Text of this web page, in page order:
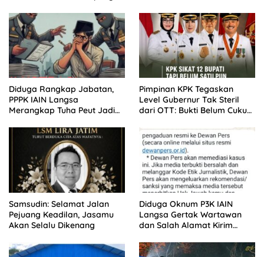
Diduga Rangkap Jabatan,
PPPK IAIN Langsa
Merangkap Tuha Peut Jadi
Pimpinan KPK Tegaskan
Level Gubernur Tak Steril
dari OTT: Bukti Belum Cukup,
Samsudin: Selamat Jalan
Pejuang Keadilan, Jasamu
Akan Selalu Dikenang
Diduga Oknum P3K IAIN
Langsa Gertak Wartawan
dan Salah Alamat Kirim